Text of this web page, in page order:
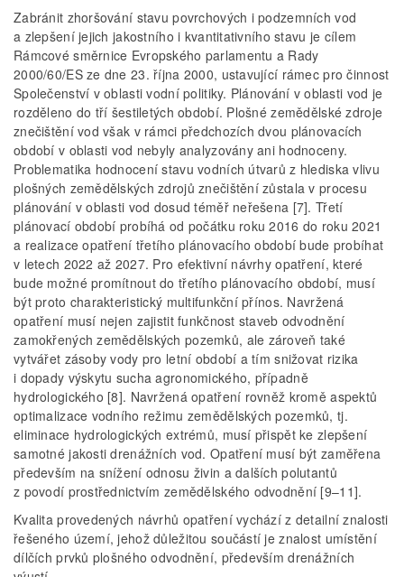
Zabránit zhoršování stavu povrchových i podzemních vod
a zlepšení jejich jakostního i kvantitativního stavu je cílem
Rámcové směrnice Evropského parlamentu a Rady
2000/60/ES ze dne 23. října 2000, ustavující rámec pro činnost
Společenství v oblasti vodní politiky. Plánování v oblasti vod je
rozděleno do tří šestiletých období. Plošné zemědělské zdroje
znečištění vod však v rámci předchozích dvou plánovacích
období v oblasti vod nebyly analyzovány ani hodnoceny.
Problematika hodnocení stavu vodních útvarů z hlediska vlivu
plošných zemědělských zdrojů znečištění zůstala v procesu
plánování v oblasti vod dosud téměř neřešena [7]. Třetí
plánovací období probíhá od počátku roku 2016 do roku 2021
a realizace opatření třetího plánovacího období bude probíhat
v letech 2022 až 2027. Pro efektivní návrhy opatření, které
bude možné promítnout do třetího plánovacího období, musí
být proto charakteristický multifunkční přínos. Navržená
opatření musí nejen zajistit funkčnost staveb odvodnění
zamokřených zemědělských pozemků, ale zároveň také
vytvářet zásoby vody pro letní období a tím snižovat rizika
i dopady výskytu sucha agronomického, případně
hydrologického [8]. Navržená opatření rovněž kromě aspektů
optimalizace vodního režimu zemědělských pozemků, tj.
eliminace hydrologických extrémů, musí přispět ke zlepšení
samotné jakosti drenážních vod. Opatření musí být zaměřena
především na snížení odnosu živin a dalších polutantů
z povodí prostřednictvím zemědělského odvodnění [9–11].
Kvalita provedených návrhů opatření vychází z detailní znalosti
řešeného území, jehož důležitou součástí je znalost umístění
dílčích prvků plošného odvodnění, především drenážních